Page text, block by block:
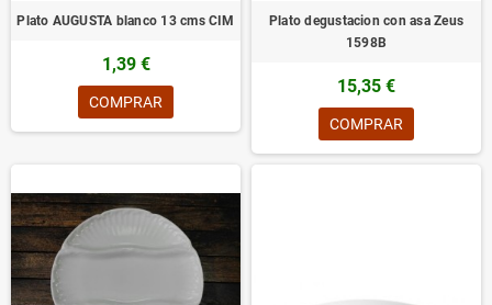
Plato AUGUSTA blanco 13 cms CIM
1,39 €
COMPRAR
Plato degustacion con asa Zeus
1598B
15,35 €
COMPRAR